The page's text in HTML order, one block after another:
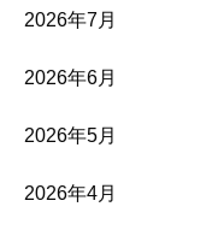
2026年7月
2026年6月
2026年5月
2026年4月